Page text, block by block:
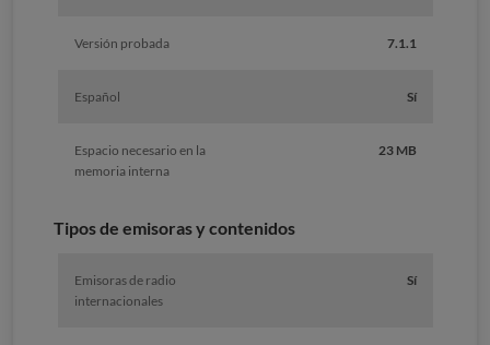
Versión probada 7.1.1
Español Sí
Espacio necesario en la
memoria interna
23 MB
Tipos de emisoras y contenidos
Emisoras de radio
internacionales
Sí